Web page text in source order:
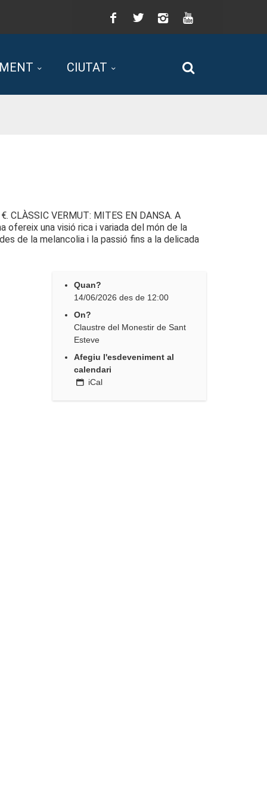
Facebook
Twitter Instagram
CIUTAT
CLÀSSIC VERMUT: MITES EN DANSA. A
ofereix una visió rica i variada del món de la
de la melancolia i la passió fins a la delicada
Quan?
14/06/2026 des de 12:00
On?
Claustre del Monestir de Sant
Esteve
Afegiu l'esdeveniment al
calendari
iCal